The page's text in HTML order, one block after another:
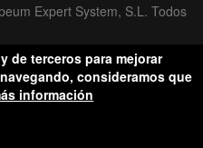
Expert System, S.L. Todos
de terceros para mejorar
consideramos que
información